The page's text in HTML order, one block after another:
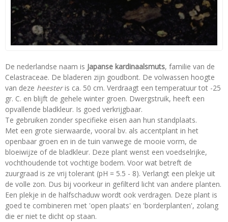
De nederlandse naam is Japanse kardinaalsmuts, familie van de
Celastraceae. De bladeren zijn goudbont. De volwassen hoogte
van deze heesteris ca. 50 cm. Verdraagt een temperatuur tot -25
gr. C. en blijft de gehele winter groen. Dwergstruik, heeft een
opvallende bladkleur. Is goed verkrijgbaar.
Te gebruiken zonder specifieke eisen aan hun standplaats.
Met een grote sierwaarde, vooral bv. als accentplant in het
openbaar groen en in de tuin vanwege de mooie vorm, de
bloeiwijze of de bladkleur. Deze plant wenst een voedselrijke,
vochthoudende tot vochtige bodem. Voor wat betreft de
zuurgraad is ze vrij tolerant (pH = 5.5 - 8). Verlangt een plekje uit
de volle zon. Dus bij voorkeur in gefilterd licht van andere planten.
Een plekje in de halfschaduw wordt ook verdragen. Deze plant is
goed te combineren met 'open plaats' en 'borderplanten', zolang
die er niet te dicht op staan.